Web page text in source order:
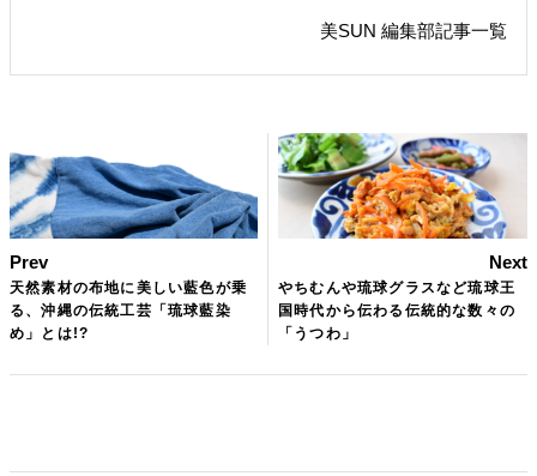
美SUN 編集部記事一覧
Prev
天然素材の布地に美しい藍色が乗
る、沖縄の伝統工芸「琉球藍染
め」とは!?
Next
やちむんや琉球グラスなど琉球王
国時代から伝わる伝統的な数々の
「うつわ」